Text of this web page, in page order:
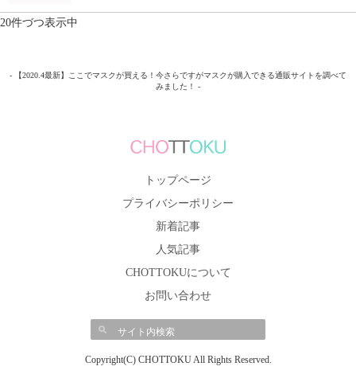
20件づつ表示中
- 【2020.4最新】ここでマスクが買える！今さらですがマスクが購入できる通販サイトを調べて
みました！ -
トップページ
プライバシーポリシー
新着記事
人気記事
CHOTTOKUについて
お問い合わせ
Copyright(C) CHOTTOKU All Rights Reserved.